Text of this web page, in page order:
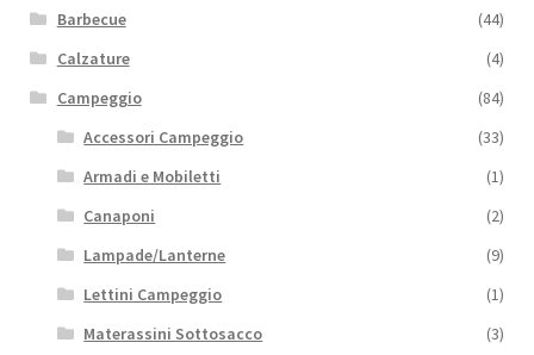
Barbecue
(44)
Calzature
(4)
Campeggio
(84)
Accessori Campeggio
(33)
Armadi e Mobiletti
(1)
Canaponi
(2)
Lampade/Lanterne
(9)
Lettini Campeggio
(1)
Materassini Sottosacco
(3)